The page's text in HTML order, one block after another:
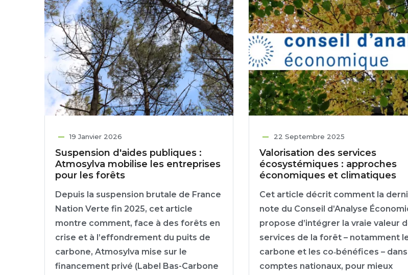
19 Janvier 2026
Suspension d'aides publiques :
Atmosylva mobilise les entreprises
pour les forêts
Depuis la suspension brutale de France
Nation Verte fin 2025, cet article
montre comment, face à des forêts en
crise et à l’effondrement du puits de
carbone, Atmosylva mise sur le
financement privé (Label Bas-Carbone
22 Septembre 2025
Valorisation des services
écosystémiques : approches
économiques et climatiques
Cet article décrit comment la
note du Conseil d’Analyse
propose d’intégrer la vraie valeur
services de la forêt – notamment
carbone et les co‑bénéfices –
comptes nationaux, pour mieux